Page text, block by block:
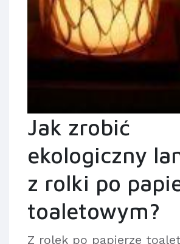
Jak zrobić
ekologiczny
z rolki po
toaletowym?
Z rolek po papierze